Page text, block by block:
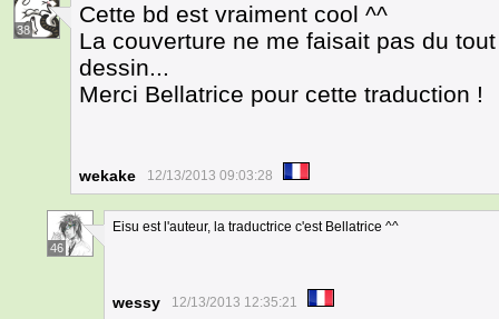
38
Cette bd est vraiment cool ^^
La couverture ne me faisait pas du
dessin...
Merci Bellatrice pour cette traduction !
wekake 12/13/2013 09:03:28
46
Eisu est l'auteur, la traductrice c'est Bellatrice ^^
wessy 12/13/2013 12:35:21